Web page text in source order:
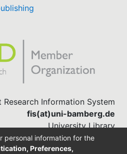
Research Information System
fis(at)uni-bamberg.de
University Library
(0951) 863-1568
personal information for the
Preferences,